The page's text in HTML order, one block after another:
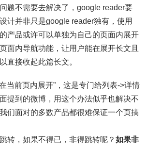
题不需要去解决了，google reader要
计并非只是google reader独有，使用
产品或许可以单独为自己的页面内展开
面内导航功能，让用户能在展开长文且
直接收起此篇长文。
当前页内展开”，这是专门给列表->详情
提到的微博，用这个办法似乎也解决不
们面对的多数产品都很难保证一个页搞
转，如果不得已，非得跳转呢？ 如果非